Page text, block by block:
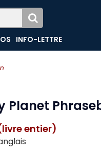
INFO-LETTRE
Planet
entier)